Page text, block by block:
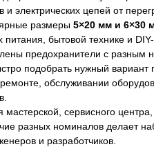
и электрических цепей от
размеры 5×20 мм и 6×30
питания, бытовой технике и
предохранители с разным
подобрать нужный вариант
обслуживании
сервисного
разных номиналов делает
и разработчиков.